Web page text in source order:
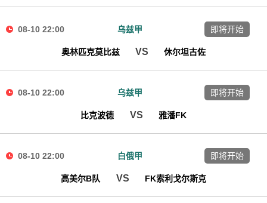
08-10 22:00 乌兹甲
奥林匹克莫比兹 VS 休尔坦古佐
即将开始
08-10 22:00 乌兹甲
比克波德 VS 雅潘FK
即将开始
08-10 22:00 白俄甲
高美尔B队 VS FK索利戈尔斯克
即将开始